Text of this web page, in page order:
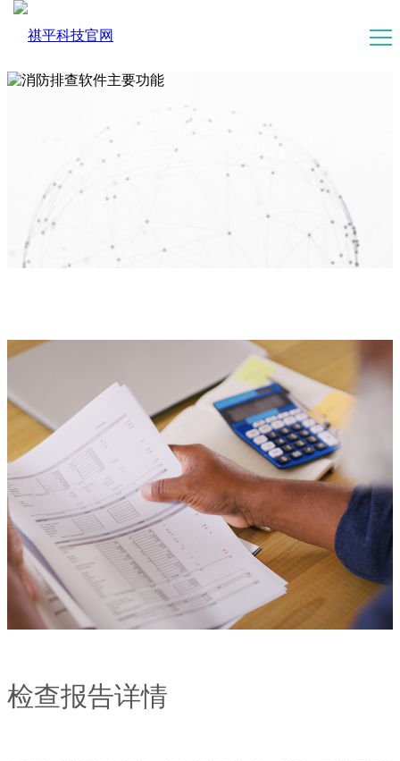
消防电气检测系统
主要功能
检查报告详情